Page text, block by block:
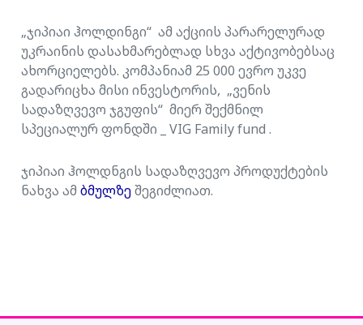
„ჯიპიაი ჰოლდინგი“ ამ აქციის პარარელურად
უკრაინის დასახმარებლად სხვა აქტივობებსაც
ახორციელებს. კომპანიამ 25 000 ევრო უკვე
გადარიცხა მისი ინვესტორის, „ვენის
სადაზღვევო ჯგუფის“ მიერ შექმნილ
სპეციალურ ფონდში _ VIG Family fund .
ჯიპიაი ჰოლდნგის სადაზღვევო პროდუქტების
ნახვა ამ ბმულზეშეგიძლიათ.